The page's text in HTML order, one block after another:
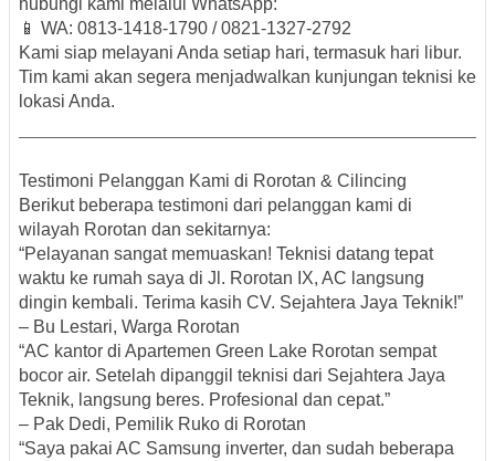
📱 WA: 0813-1418-1790 / 0821-1327-2792
Kami siap melayani Anda setiap hari, termasuk hari libur.
Tim kami akan segera menjadwalkan kunjungan teknisi ke
lokasi Anda.
Testimoni Pelanggan Kami di Rorotan & Cilincing
Berikut beberapa testimoni dari pelanggan kami di
wilayah Rorotan dan sekitarnya:
“Pelayanan sangat memuaskan! Teknisi datang tepat
waktu ke rumah saya di Jl. Rorotan IX, AC langsung
dingin kembali. Terima kasih CV. Sejahtera Jaya Teknik!”
– Bu Lestari, Warga Rorotan
“AC kantor di Apartemen Green Lake Rorotan sempat
bocor air. Setelah dipanggil teknisi dari Sejahtera Jaya
Teknik, langsung beres. Profesional dan cepat.”
– Pak Dedi, Pemilik Ruko di Rorotan
“Saya pakai AC Samsung inverter, dan sudah beberapa